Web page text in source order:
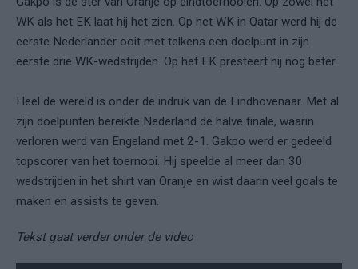
WK als het EK laat hij het zien. Op het WK in Qatar werd hij de
eerste Nederlander ooit met telkens een doelpunt in zijn
eerste drie WK-wedstrijden. Op het EK presteert hij nog beter.
Heel de wereld is onder de indruk van de Eindhovenaar. Met al
zijn doelpunten bereikte Nederland de halve finale, waarin
verloren werd van Engeland met 2-1. Gakpo werd er gedeeld
topscorer van het toernooi. Hij speelde al meer dan 30
wedstrijden in het shirt van Oranje en wist daarin veel goals te
maken en assists te geven.
Tekst gaat verder onder de video